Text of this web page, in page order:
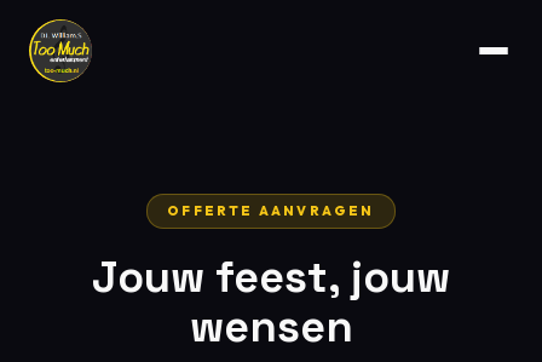
OFFERTE AANVRAGEN
Jouw feest, jouw
wensen